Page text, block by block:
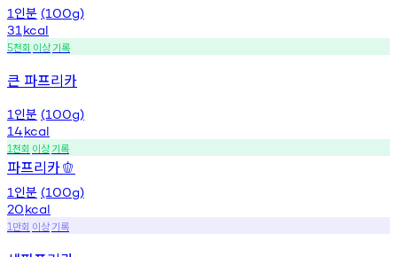
1 인분 (100g)
31 kcal
5천회 이상기록
큰 파프리카
1 인분 (100g)
14kcal
1천회 이상기록
파프리카🫑
1 인분 (100g)
20kcal
1 만회 이상기록